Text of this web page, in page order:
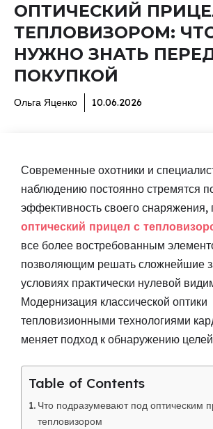
ОПТИЧЕСКИЙ
ТЕПЛОВИЗОРОМ:
НУЖНО ЗНАТЬ
ПОКУПКОЙ
Ольга Яценко 10.06.2026
Современные охотники и
наблюдению постоянно стремятся
эффективность своего снаряжения,
оптический прицел с
все более востребованным
позволяющим решать сложнейшие
условиях практически нулевой
Модернизация классической оптики
тепловизионными технологиями
меняет подход к обнаружению
Table of Contents
Что подразумевают под оптическим
тепловизором